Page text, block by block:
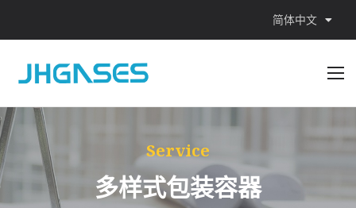
简体中文
Service
多样式包装容器